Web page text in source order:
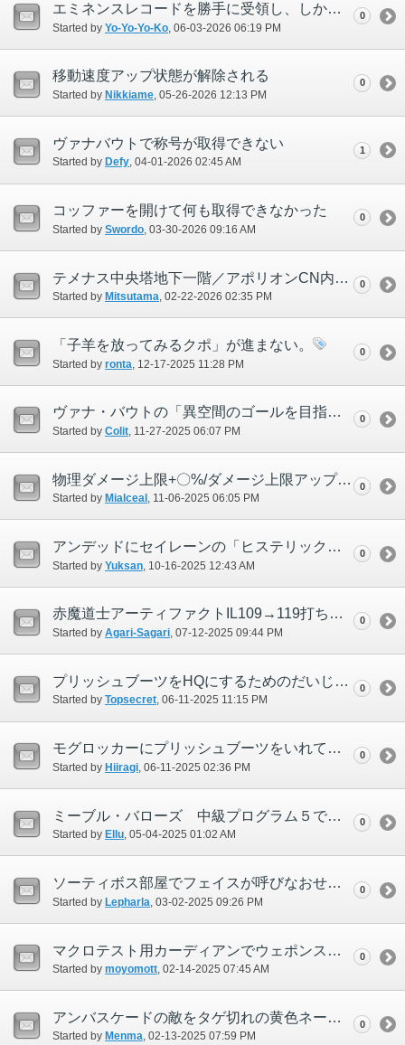
エミネンスレコードを勝手に受領し、しかもキャンセルできない
Started by Yo-Yo-Yo-Ko ‎, 06-03-2026 06:19 PM
0
移動速度アップ状態が解除される
Started by Nikkiame‎, 05-26-2026 12:13 PM
0
ヴァナバウトで称号が取得できない
Started by Defy‎, 04-01-2026 02:45 AM
1
コッファーを開けて何も取得できなかった
Started by Swordo ‎, 03-30-2026 09:16 AM
0
テメナス中央塔地下一階／アポリオンCN内でトラクタを掛けられない
Started by Mitsutama‎, 02-22-2026 02:35 PM
0
「子羊を放ってみるクポ」が進まない。
Started by ronta ‎, 12-17-2025 11:28 PM
0
ヴァナ・バウトの「異空間のゴールを目指して(VBD)」が達成できない
Started by Colit‎, 11-27-2025 06:07 PM
0
物理ダメージ上限+〇%/ダメージ上限アップ(特性)が物理系青魔法に適用されない
Started by Mialceal ‎, 11-06-2025 06:05 PM
0
アンデッドにセイレーンの「ヒステリックアサルト」のHP吸収が発生しない
Started by Yuksan ‎, 10-16-2025 12:43 AM
0
赤魔道士アーティファクトIL109→119打ち直し両手両足進行不可
Started by Agari-Sagari‎, 07-12-2025 09:44 PM
0
プリッシュブーツをHQにするためのだいじなものが入手できない
Started by Topsecret‎, 06-11-2025 11:15 PM
0
モグロッカーにプリッシュブーツをいれていたら 大事なものがとれなくなった
Started by Hiiragi ‎, 06-11-2025 02:36 PM
0
ミーブル・バローズ 中級プログラム５でフェイスが呼べない
Started by Ellu‎, 05-04-2025 01:02 AM
0
ソーティボス部屋でフェイスが呼びなおせなくなりました。
Started by Lepharla ‎, 03-02-2025 09:26 PM
0
マクロテスト用カーディアンでウェポンスキルのテストができない
Started by moyomott‎, 02-14-2025 07:45 AM
0
アンバスケードの敵をタゲ切れの黄色ネーム状態で倒すと経験値が貰えない
Started by Menma‎, 02-13-2025 07:59 PM
0